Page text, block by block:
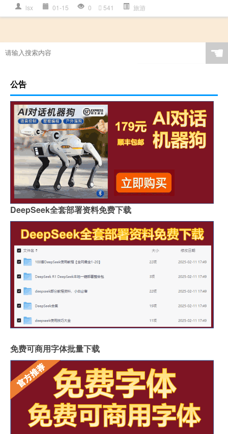
lsx 01-15 0 541 旅游
☚
公告
DeepSeek全套部署资料免费下载
免费可商用字体批量下载